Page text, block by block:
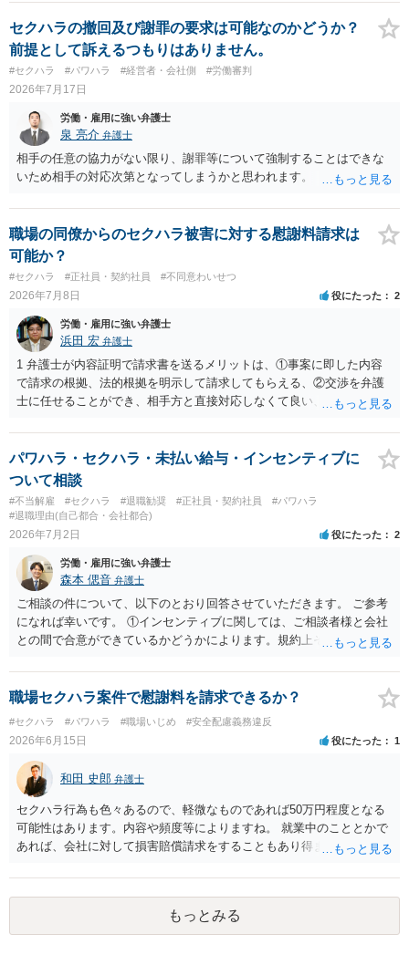
セクハラの撤回及び謝罪の要求は可能なのかどうか？
前提として訴えるつもりはありません。
#セクハラ #パワハラ #経営者・会社側 #労働審判
2026年7月17日
労働・雇用に強い弁護士
泉 亮介 弁護士
相手の任意の協力がない限り、謝罪等について強制することはできな
いため相手の対応次第となってしまうかと思われます。
職場の同僚からのセクハラ被害に対する慰謝料請求は
可能か？
#セクハラ #正社員・契約社員 #不同意わいせつ
2026年7月8日 役にたった 2
労働・雇用に強い弁護士
浜田 宏 弁護士
1 弁護士が内容証明で請求書を送るメリットは、①事案に即した内容
で請求の根拠、法的根拠を明示して請求してもらえる、②交渉を弁護
士に任せることができ、相手方と直接対応しなくて良い、というとこ
請求は可能ですが、相手が任意に払うかどうかは分かりません。 ２
民事訴訟に証拠の制限はありませんが、秘密録音はプライバシー保護
の観点から、裁判の証拠にする場合には注意が必要です(証拠排除され
る場合があります。)。 ３ 会社がどういう証拠に基づいて、誰が判断
したかわかりませんが、会社がセクハラ認定しなかったからといっ
て、裁判所も認定しないとは限りません。具体的な証拠とそれで認定
しないようにして下さい。そういう報復的なことをしなければ名誉毀
損にはなりません。反訴は貴女が加害行為をしなければ、通常は起こ
されません。 ５ 裁判をして、和解すれば和解金が入ります。 勝訴
判決を得て確定すれば、判決認容額を払ってもらいます。任意に支払
わない場合には、給与や預貯金、不動産などの財産を差押えます。
難易度によって変わります。また、現在は弁護士報酬は自由化されて
いますので、依頼する弁護士によっても費用は変わってきます。
パワハラ・セクハラ・未払い給与・インセンティブに
ついて相談
#不当解雇 #セクハラ #退職勧奨 #正社員・契約社員
#パワハラ
#退職理由(自己都合・会社都合)
2026年7月2日 役にたった 2
労働・雇用に強い弁護士
森本 偲音 弁護士
ご相談の件について、以下のとおり回答させていただきます。 ご参考
になれば幸いです。 ①インセンティブに関しては、ご相談者様と会社
との間で合意ができているかどうかによります。規約上そのような合
は口頭でも成立しますが、裁判等で争点となった場合には録音等の証
拠がない限り立証が困難となり、請求が認められない可能性がござい
ます。 ②未払給与に関しては労務を提供しているのにもかかわらず支
払われていない場合は、契約違反となりますので請求可能かと存じま
す。 ③休日・時間外労働については、休日・時間外労働があったこと
を示す証拠があるかまずは確認する必要があるかと存じます。 ④パワ
ハラ・セクハラに関しては、具体的な言動の内容によって判断が分か
れますので、録音データやLINEでのやり取り等を確認する必要がある
かと存じます。 ⑤退職勧奨については退職する意思がないのであれば
きっぱりと断ればよく、解雇については不当な解雇である場合には解
雇無効を争うなどの対応が考えられます。 回答としては以上になりま
すが、まずは、資料一式をご持参いただき最寄りの法律事務所にご相
談するか、労働基準監督署に相談する等の対応をしていただくことが
職場セクハラ案件で慰謝料を請求できるか？
#セクハラ #パワハラ #職場いじめ #安全配慮義務違反
2026年6月15日 役にたった 1
和田 史郎 弁護士
セクハラ行為も色々あるので、軽微なものであれば50万円程度となる
可能性はあります。内容や頻度等によりますね。 就業中のこととかで
あれば、会社に対して損害賠償請求をすることもあり得ます。
もっとみる